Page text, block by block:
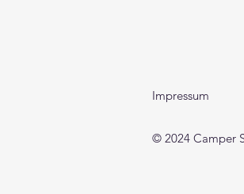
Impressum
© 2024 Camper